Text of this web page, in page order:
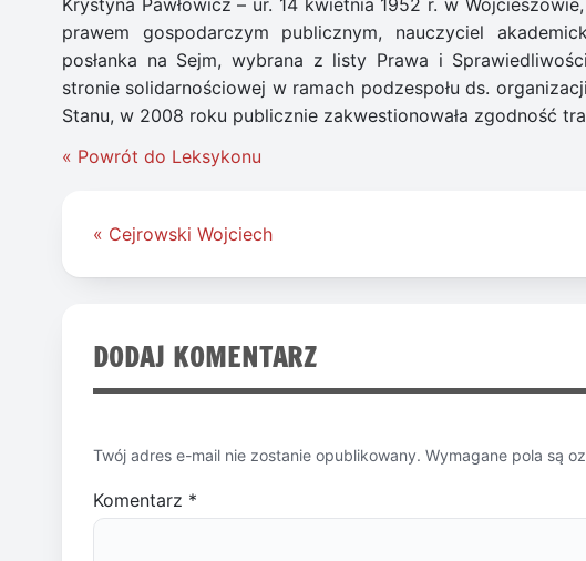
Krystyna Pawłowicz – ur. 14 kwietnia 1952 r. w
prawem gospodarczym publicznym, nauczyciel
posłanka na Sejm, wybrana z listy Prawa i
stronie solidarnościowej w ramach podzespołu ds.
Stanu, w 2008 roku publicznie zakwestionowała zgodność
« Powrót do Leksykonu
Nawigacja
« Cejrowski Wojciech
DODAJ KOMENTARZ
Twój adres e-mail nie zostanie opublikowany. Wymagane pola są
Komentarz *